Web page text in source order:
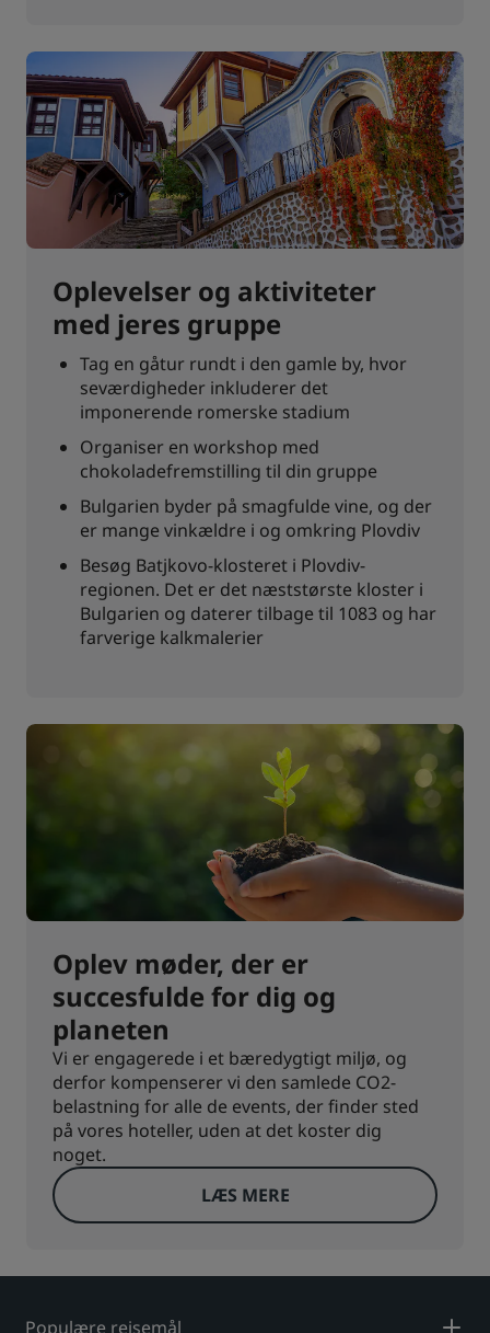
Oplevelser og aktiviteter
med jeres gruppe
Tag en gåtur rundt i den gamle by, hvor
seværdigheder inkluderer det
imponerende romerske stadium
Organiser en workshop med
chokoladefremstilling til din gruppe
Bulgarien byder på smagfulde vine, og der
er mange vinkældre i og omkring Plovdiv
Besøg Batjkovo-klosteret i Plovdiv-
regionen. Det er det næststørste kloster i
Bulgarien og daterer tilbage til 1083 og har
farverige kalkmalerier
Oplev møder, der er
succesfulde for dig og
planeten
Vi er engagerede i et bæredygtigt miljø, og
derfor kompenserer vi den samlede CO2-
belastning for alle de events, der finder sted
på vores hoteller, uden at det koster dig
noget.
LÆS MERE
Populære rejsemål